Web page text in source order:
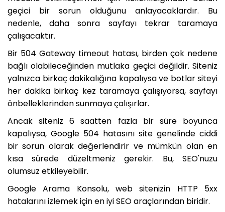
geçici bir sorun olduğunu anlayacaklardır. Bu
nedenle, daha sonra sayfayı tekrar taramaya
çalışacaktır.
Bir 504 Gateway timeout hatası, birden çok nedene
bağlı olabileceğinden mutlaka geçici değildir. Siteniz
yalnızca birkaç dakikalığına kapalıysa ve botlar siteyi
her dakika birkaç kez taramaya çalışıyorsa, sayfayı
önbelleklerinden sunmaya çalışırlar.
Ancak siteniz 6 saatten fazla bir süre boyunca
kapalıysa, Google 504 hatasını site genelinde ciddi
bir sorun olarak değerlendirir ve mümkün olan en
kısa sürede düzeltmeniz gerekir. Bu, SEO'nuzu
olumsuz etkileyebilir.
Google Arama Konsolu, web sitenizin HTTP 5xx
hatalarını izlemek için en iyi SEO araçlarından biridir.